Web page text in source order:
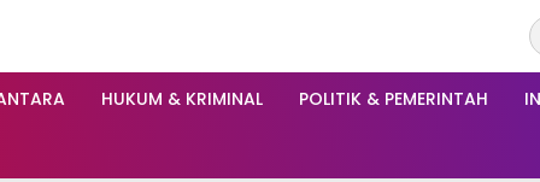
HUKUM & KRIMINAL POLITIK & PEMERINTAH